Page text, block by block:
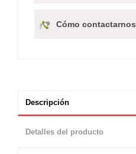
Cómo contactarnos
Descripción
Detalles del producto